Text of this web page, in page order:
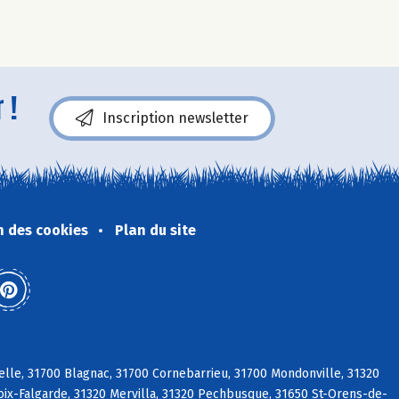
! Inscription newsletter
des cookies Plan du site
31700 Blagnac, 31700 Cornebarrieu, 31700 Mondonville, 31320
Falgarde, 31320 Mervilla, 31320 Pechbusque, 31650 St-Orens-de-